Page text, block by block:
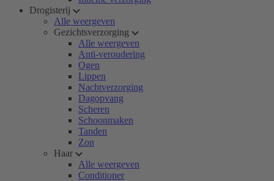
Drogisterij
Alle weergeven
Gezichtsverzorging
Alle weergeven
Anti-veroudering
Ogen
Lippen
Nachtverzorging
Dagopvang
Scheren
Schoonmaken
Tanden
Zon
Haar
Alle weergeven
Conditioner